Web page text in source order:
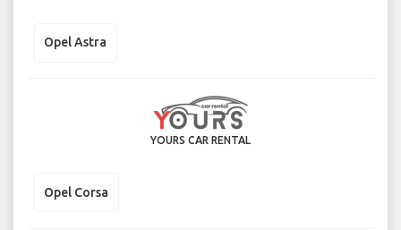
Opel Astra
YOURS CAR RENTAL
Opel Corsa